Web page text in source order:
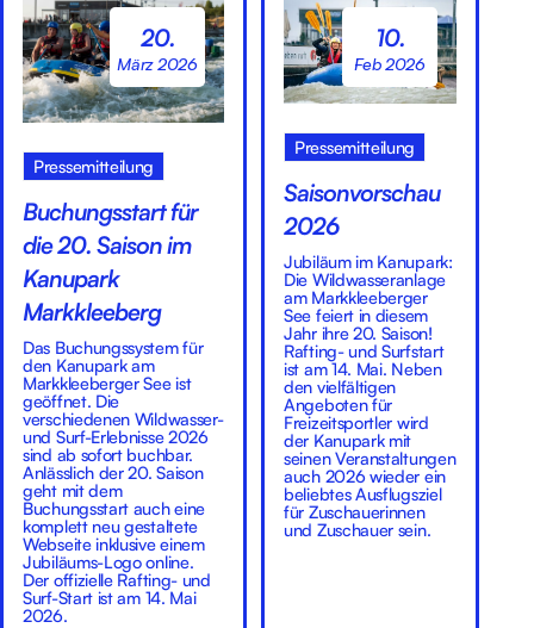
20.
März 2026
Pressemitteilung
Buchungsstart für
die 20. Saison im
Kanupark
Markkleeberg
Das Buchungssystem für
den Kanupark am
Markkleeberger See ist
geöffnet. Die
verschiedenen Wildwasser-
und Surf-Erlebnisse 2026
sind ab sofort buchbar.
Anlässlich der 20. Saison
geht mit dem
Buchungsstart auch eine
komplett neu gestaltete
Webseite inklusive einem
Jubiläums-Logo online.
Der offizielle Rafting- und
Surf-Start ist am 14. Mai
2026.
10.
Feb 2026
Pressemitteilung
Saisonvorschau
2026
Jubiläum im Kanupark:
Die Wildwasseranlage
am Markkleeberger
See feiert in diesem
Jahr ihre 20. Saison!
Rafting- und Surfstart
ist am 14. Mai. Neben
den vielfältigen
Angeboten für
Freizeitsportler wird
der Kanupark mit
seinen Veranstaltungen
auch 2026 wieder ein
beliebtes Ausflugsziel
für Zuschauerinnen
und Zuschauer sein.